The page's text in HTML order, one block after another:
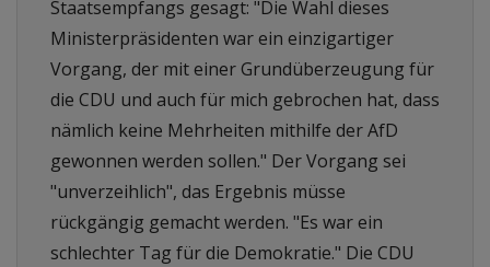
Staatsempfangs gesagt: "Die Wahl dieses
Ministerpräsidenten war ein einzigartiger
Vorgang, der mit einer Grundüberzeugung für
die CDU und auch für mich gebrochen hat, dass
nämlich keine Mehrheiten mithilfe der AfD
gewonnen werden sollen." Der Vorgang sei
"unverzeihlich", das Ergebnis müsse
rückgängig gemacht werden. "Es war ein
schlechter Tag für die Demokratie." Die CDU